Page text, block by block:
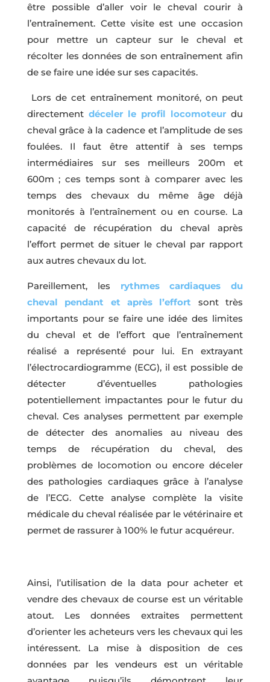
être possible d’aller voir le cheval courir à
l’entraînement. Cette visite est une occasion
pour mettre un capteur sur le cheval et
récolter les données de son entraînement afin
de se faire une idée sur ses capacités.
Lors de cet entraînement monitoré, on peut
directement déceler le profil locomoteur du
cheval grâce à la cadence et l’amplitude de ses
foulées. Il faut être attentif à ses temps
intermédiaires sur ses meilleurs 200m et
600m ; ces temps sont à comparer avec les
temps des chevaux du même âge déjà
monitorés à l’entraînement ou en course. La
capacité de récupération du cheval après
l’effort permet de situer le cheval par rapport
aux autres chevaux du lot.
Pareillement, les rythmes cardiaques du
cheval pendant et après l’effort
sont très
importants pour se faire une idée des limites
du cheval et de l’effort que l’entraînement
réalisé a représenté pour lui. En extrayant
l’électrocardiogramme (ECG), il est possible de
détecter d’éventuelles pathologies
potentiellement impactantes pour le futur du
cheval. Ces analyses permettent par exemple
de détecter des anomalies au niveau des
temps de récupération du cheval, des
problèmes de locomotion ou encore déceler
des pathologies cardiaques grâce à l’analyse
de l’ECG. Cette analyse complète la visite
médicale du cheval réalisée par le vétérinaire et
permet de rassurer à 100% le futur acquéreur.
Ainsi, l’utilisation de la data pour acheter et
vendre des chevaux de course est un véritable
atout. Les données extraites permettent
d’orienter les acheteurs vers les chevaux qui les
intéressent. La mise à disposition de ces
données par les vendeurs est un véritable